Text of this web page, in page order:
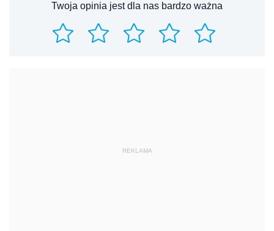
Twoja opinia jest dla nas bardzo ważna
REKLAMA